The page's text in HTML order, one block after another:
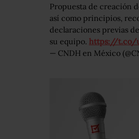
Propuesta de creación
así como principios,
declaraciones previas
su equipo. https://t.co/
— CNDH en México